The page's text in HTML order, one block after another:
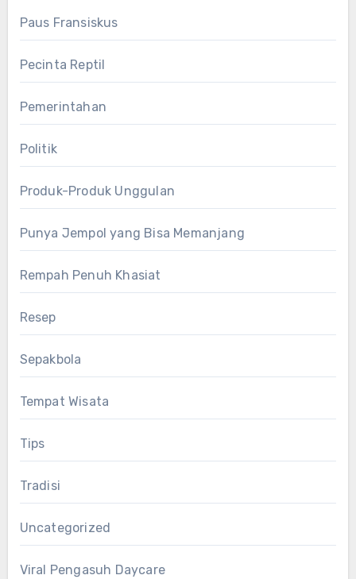
Paus Fransiskus
Pecinta Reptil
Pemerintahan
Politik
Produk-Produk Unggulan
Punya Jempol yang Bisa Memanjang
Rempah Penuh Khasiat
Resep
Sepakbola
Tempat Wisata
Tips
Tradisi
Uncategorized
Viral Pengasuh Daycare